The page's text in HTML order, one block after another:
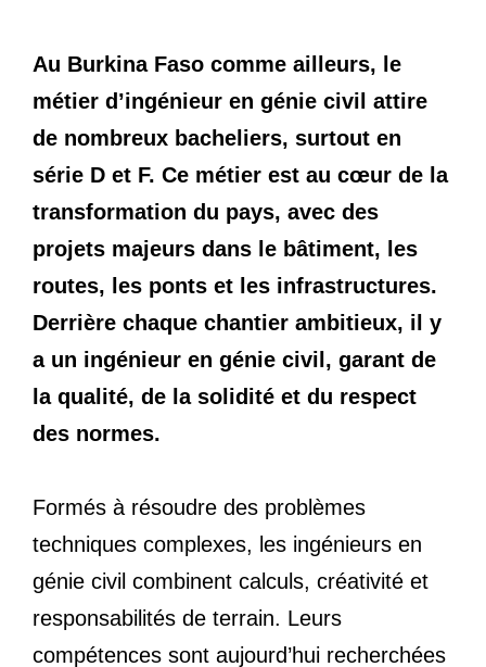
Au Burkina Faso comme ailleurs, le
métier d’ingénieur en génie civil attire
de nombreux bacheliers, surtout en
série D et F. Ce métier est au cœur de la
transformation du pays, avec des
projets majeurs dans le bâtiment, les
routes, les ponts et les infrastructures.
Derrière chaque chantier ambitieux, il y
a un ingénieur en génie civil, garant de
la qualité, de la solidité et du respect
des normes.
Formés à résoudre des problèmes
techniques complexes, les ingénieurs en
génie civil combinent calculs, créativité et
responsabilités de terrain. Leurs
compétences sont aujourd’hui recherchées